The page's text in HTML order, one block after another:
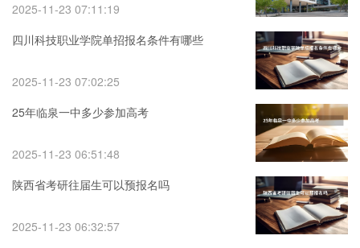
2025-11-23 07:11:19
四川科技职业学院单招报名条件有哪些
2025-11-23 07:02:25
25年临泉一中多少参加高考
2025-11-23 06:51:48
陕西省考研往届生可以预报名吗
2025-11-23 06:32:57